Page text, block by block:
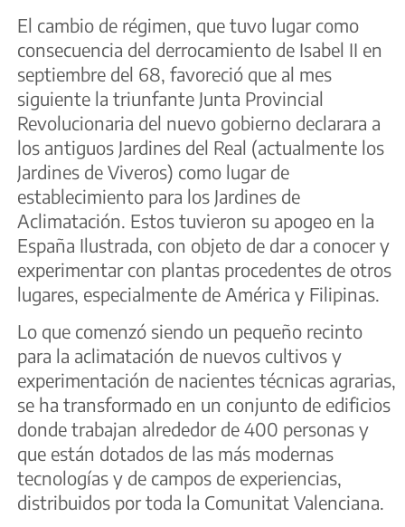
El cambio de régimen, que tuvo lugar como
consecuencia del derrocamiento de Isabel II en
septiembre del 68, favoreció que al mes
siguiente la triunfante Junta Provincial
Revolucionaria del nuevo gobierno declarara a
los antiguos Jardines del Real (actualmente los
Jardines de Viveros) como lugar de
establecimiento para los Jardines de
Aclimatación. Estos tuvieron su apogeo en la
España Ilustrada, con objeto de dar a conocer y
experimentar con plantas procedentes de otros
lugares, especialmente de América y Filipinas.
Lo que comenzó siendo un pequeño recinto
para la aclimatación de nuevos cultivos y
experimentación de nacientes técnicas agrarias,
se ha transformado en un conjunto de edificios
donde trabajan alrededor de 400 personas y
que están dotados de las más modernas
tecnologías y de campos de experiencias,
distribuidos por toda la Comunitat Valenciana.